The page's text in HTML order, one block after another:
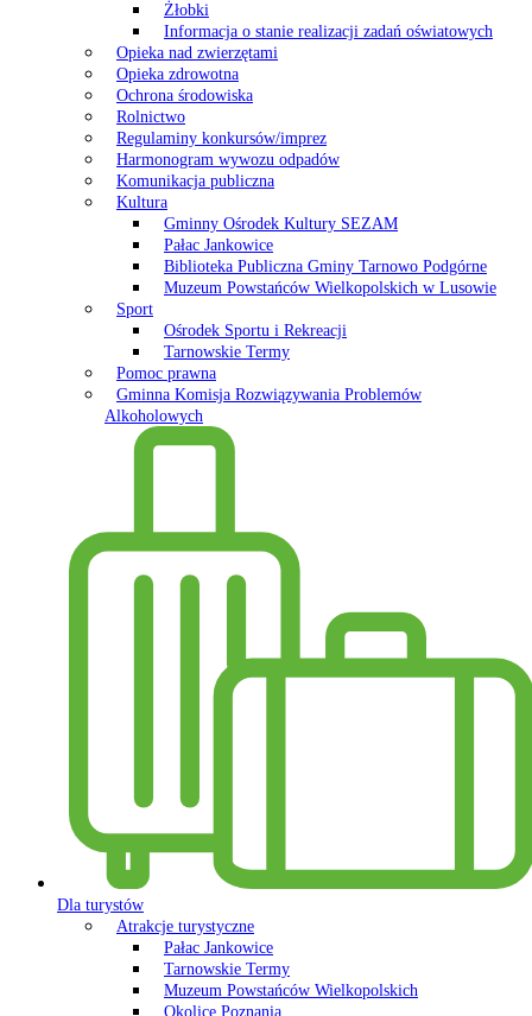
Żłobki
Informacja o stanie realizacji zadań oświatowych
Opieka nad zwierzętami
Opieka zdrowotna
Ochrona środowiska
Rolnictwo
Regulaminy konkursów/imprez
Harmonogram wywozu odpadów
Komunikacja publiczna
Kultura
Gminny Ośrodek Kultury SEZAM
Pałac Jankowice
Biblioteka Publiczna Gminy Tarnowo Podgórne
Muzeum Powstańców Wielkopolskich w Lusowie
Sport
Ośrodek Sportu i Rekreacji
Tarnowskie Termy
Pomoc prawna
Gminna Komisja Rozwiązywania Problemów
Alkoholowych
Dla turystów
Atrakcje turystyczne
Pałac Jankowice
Tarnowskie Termy
Muzeum Powstańców Wielkopolskich
Okolice Poznania